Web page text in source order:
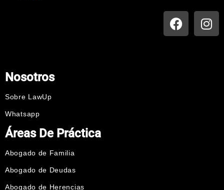
Nosotros
Sobre LawUp
Whatsapp
Áreas De Práctica
Abogado de Familia
Abogado de Deudas
Abogado de Herencias